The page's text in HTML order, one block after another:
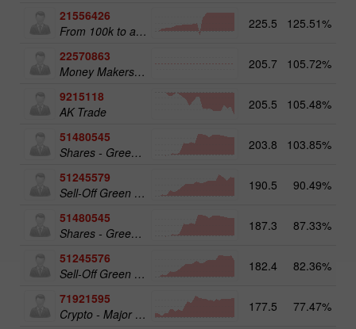
21556426
From 100k to a Million
225.5 125.51%
22570863
Money Makers club
205.7 105.72%
9215118
AK Trade
205.5 105.48%
51480545
Shares - Green Energy 25
203.8 103.85%
51245579
Sell-Off Green Energy 50
190.5 90.49%
51480545
Shares - Green Energy 25
187.3 87.33%
51245576
Sell-Off Green Energy 25
182.4 82.36%
71921595
Crypto - Major crypto 50
177.5 77.47%